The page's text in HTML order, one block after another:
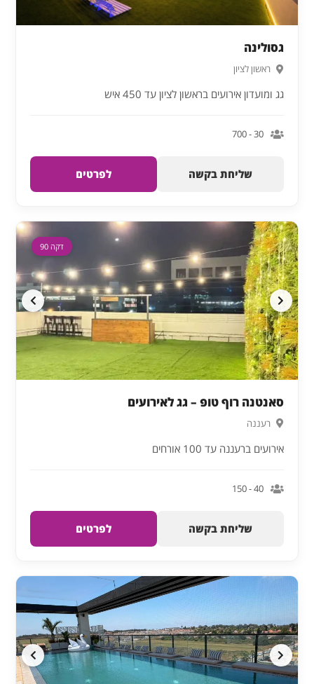
גסולינה
ראשון לציון
גג ומועדון אירועים בראשון לציון עד 450 איש
30 - 700
שליחת בקשה לפרטים
דקה 90
סאנטנה רוף טופ – גג לאירועים
רעננה
אירועים ברעננה עד 100 אורחים
40 - 150
שליחת בקשה לפרטים